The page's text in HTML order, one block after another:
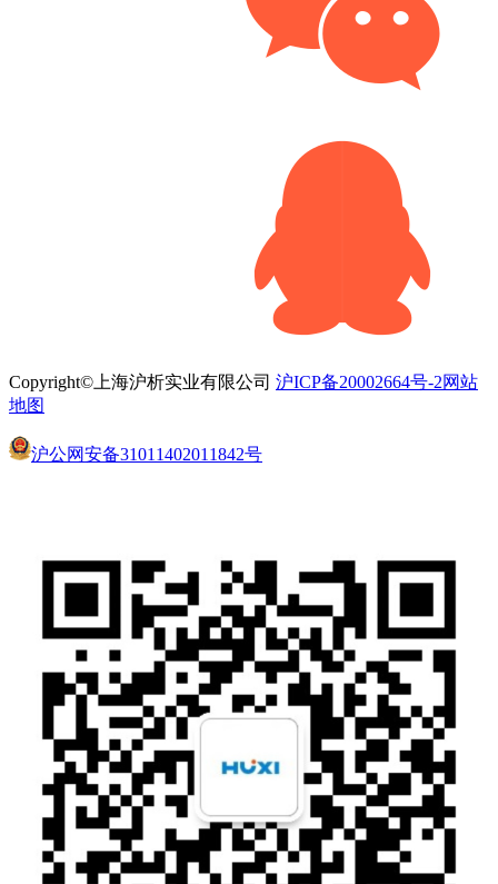
Copyright©上海沪析实业有限公司 沪ICP备20002664号-2网站
地图
沪公网安备31011402011842号